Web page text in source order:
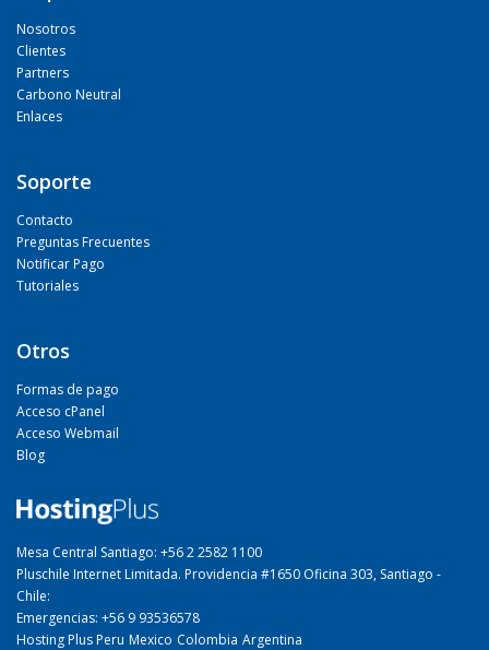
Nosotros
Clientes
Partners
Carbono Neutral
Enlaces
Soporte
Contacto
Preguntas Frecuentes
Notificar Pago
Tutoriales
Otros
Formas de pago
Acceso cPanel
Acceso Webmail
Blog
Mesa Central Santiago: +56 2 2582 1100
Pluschile Internet Limitada. Providencia #1650 Oficina 303, Santiago -
Chile:
Emergencias: +56 9 93536578
Hosting Plus Peru Mexico Colombia Argentina